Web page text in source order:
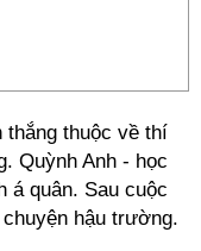
thắng thuộc về thí
Quỳnh Anh - học
á quân. Sau cuộc
hậu trường.